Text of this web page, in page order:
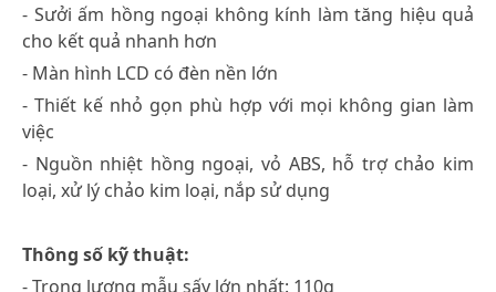
- Sưởi ấm hồng ngoại không kính làm tăng hiệu quả
cho kết quả nhanh hơn
- Màn hình LCD có đèn nền lớn
- Thiết kế nhỏ gọn phù hợp với mọi không gian làm
việc
- Nguồn nhiệt hồng ngoại, vỏ ABS, hỗ trợ chảo kim
loại, xử lý chảo kim loại, nắp sử dụng
Thông số kỹ thuật:
- Trọng lượng mẫu sấy lớn nhất: 110g